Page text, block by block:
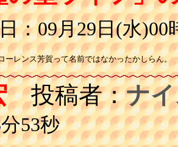
09月29日(水)00
ーレンス芳賀って名前ではなかったかしらん。
投稿者：ナ
53秒